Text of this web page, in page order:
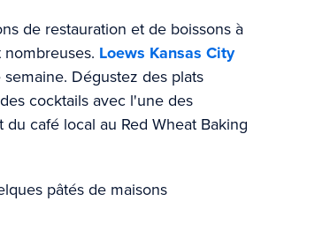
de restauration et de boissons à
Loews Kansas City
Dégustez des plats
des cocktails avec l'une des
café local au Red Wheat Baking
pâtés de maisons